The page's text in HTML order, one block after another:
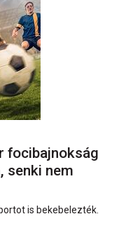
focibajnokság
senki nem
is bekebelezték.